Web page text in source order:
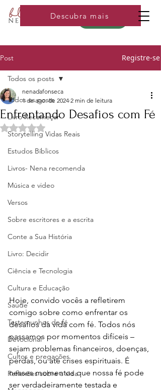
Loja
Descubra mais
Post Registre-se
Todos os posts
Livro Recomeçar
Storytelling Vidas Reais
Estudos Bíblicos
Livros- Nena recomenda
Música e video
Versos
Sobre escritores e a escrita
Conte a Sua História
Livro: Decidir
Ciência e Tecnologia
Cultura e Educação
Saúde
Testemunhos de fé
Devocional
Cultos e pregações
Reflexões sobre a vida
Todos os posts
Enfrentando Desafios com Fé
nenadafonseca
1 de ago. de 2024 2 min de leitura
Avaliado com NaN de 5 estrelas.
Hoje, convido vocês a refletirem
comigo sobre como enfrentar os
desafios da vida com fé. Todos nós
passamos por momentos difíceis –
sejam problemas financeiros, doenças,
perdas, ou até crises espirituais. É
nesses momentos que nossa fé pode
ser verdadeiramente testada e